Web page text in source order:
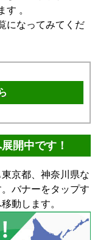
。
になってみてくだ
開中です！
京都、神奈川県な
バナーをタップす
動します。